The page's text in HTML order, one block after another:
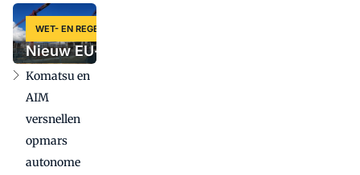
tot slimme
krol: vijf
nieuwe
machines
op een rij
WET- EN REGELGEVING
Nieuw EU-voorstel
voor
aanbestedingregels
hebben voor
bouwmachinesector
Komatsu en
AIM
versnellen
opmars
autonome